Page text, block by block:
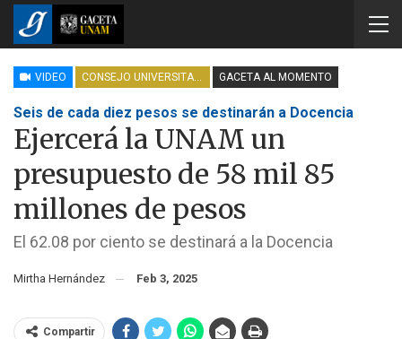
VIDEO CONSEJO UNIVERSITARIO GACETA AL MOMENTO
Seis de cada diez pesos se destinarán a Docencia
Ejercerá la UNAM un
presupuesto de 58 mil 85
millones de pesos
El 62.08 por ciento se destinará a la Docencia
Mirtha Hernández Feb 3, 2025
Compartir